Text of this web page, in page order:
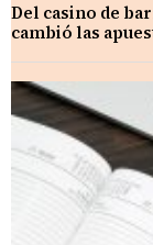
Del casino de
cambió las